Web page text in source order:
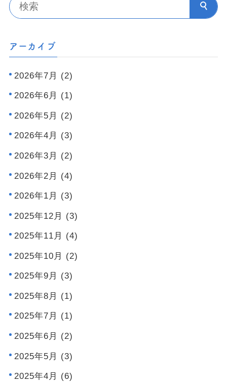
アーカイブ
2026年7月 (2)
2026年6月 (1)
2026年5月 (2)
2026年4月 (3)
2026年3月 (2)
2026年2月 (4)
2026年1月 (3)
2025年12月 (3)
2025年11月 (4)
2025年10月 (2)
2025年9月 (3)
2025年8月 (1)
2025年7月 (1)
2025年6月 (2)
2025年5月 (3)
2025年4月 (6)